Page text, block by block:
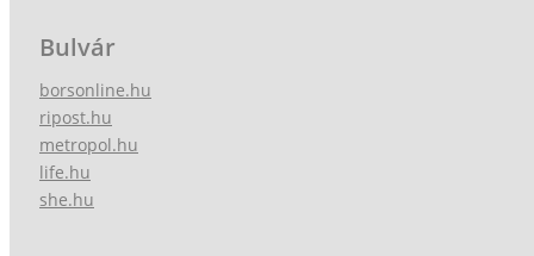
Bulvár
borsonline.hu
ripost.hu
metropol.hu
life.hu
she.hu